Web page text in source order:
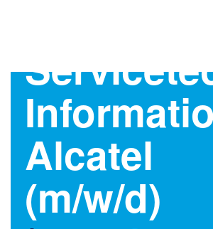
Alcatel
(m/w/d)